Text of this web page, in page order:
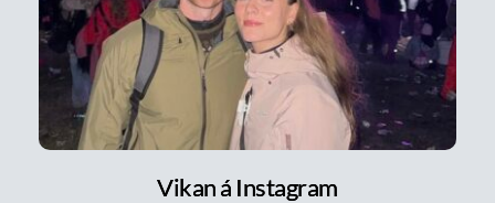
Vikan á Instagram